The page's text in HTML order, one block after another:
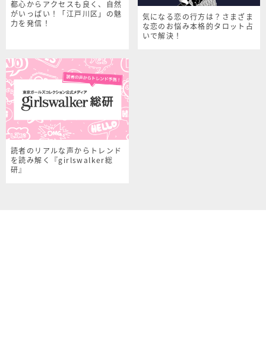
都心からアクセスも良く、自然
がいっぱい！「江戸川区」の魅
力を発信！
気になる恋の行方は？さまざま
な恋のお悩み本格的タロット占
いで解決！
読者のリアルな声からトレンド
を読み解く『girlswalker総
研』